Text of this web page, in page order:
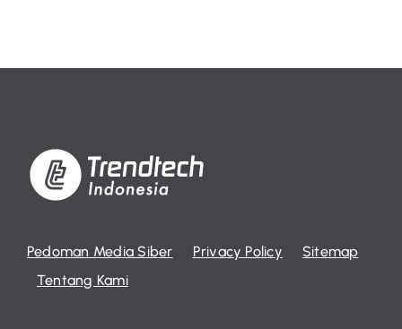
Pedoman Media Siber Privacy Policy
Sitemap
Tentang Kami